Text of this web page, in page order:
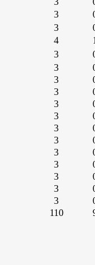
3
3
1
4
3
3
3
3
3
3
3
3
3
3
3
3
3
110